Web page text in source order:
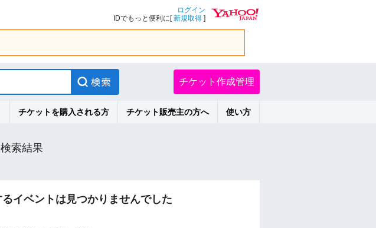
ログイン
IDでもっと便利に[新規取得 ]
チケット作成管理
チケットを購入される方 チケット販売主の方へ 使い方
索結果
イベントは見つかりませんでした